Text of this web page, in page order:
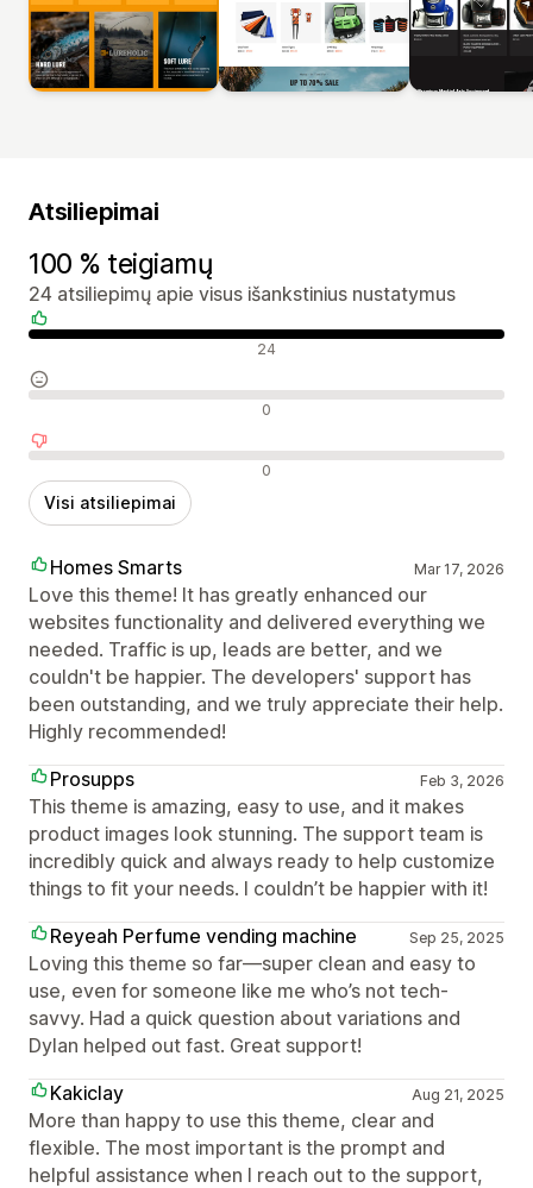
Atsiliepimai
100 % teigiamų
24 atsiliepimų apie visus išankstinius nustatymus
Teigiami atsiliepimai 24
Neutralūs atsiliepimai 0
Neigiami atsiliepimai 0
Visi atsiliepimai
Homes Smarts Mar 17, 2026
Love this theme! It has greatly enhanced our
websites functionality and delivered everything we
needed. Traffic is up, leads are better, and we
couldn't be happier. The developers' support has
been outstanding, and we truly appreciate their help.
Highly recommended!
Prosupps
Feb 3, 2026
This theme is amazing, easy to use, and it makes
product images look stunning. The support team is
incredibly quick and always ready to help customize
things to fit your needs. I couldn’t be happier with it!
Reyeah Perfume vending machine
Sep 25, 2025
Loving this theme so far—super clean and easy to
use, even for someone like me who’s not tech-
savvy. Had a quick question about variations and
Dylan helped out fast. Great support!
Kakiclay
Aug 21, 2025
More than happy to use this theme, clear and
flexible. The most important is the prompt and
helpful assistance when I reach out to the support,